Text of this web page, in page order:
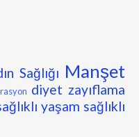
Sağlığı Manşet
diyet zayıflama
yaşam sağlıklı